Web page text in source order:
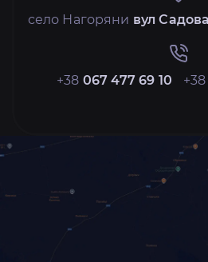
село Нагоряни вул
+38 067 477 69 10 +38